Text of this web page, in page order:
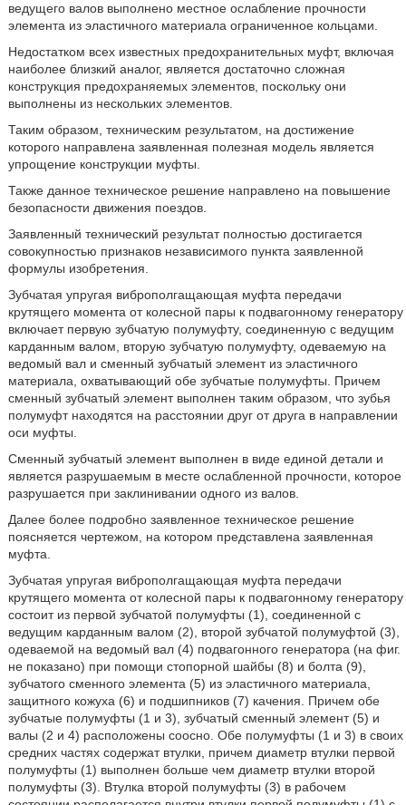
ведущего валов выполнено местное ослабление прочности
элемента из эластичного материала ограниченное кольцами.
Недостатком всех известных предохранительных муфт, включая
наиболее близкий аналог, является достаточно сложная
конструкция предохраняемых элементов, поскольку они
выполнены из нескольких элементов.
Таким образом, техническим результатом, на достижение
которого направлена заявленная полезная модель является
упрощение конструкции муфты.
Также данное техническое решение направлено на повышение
безопасности движения поездов.
Заявленный технический результат полностью достигается
совокупностью признаков независимого пункта заявленной
формулы изобретения.
Зубчатая упругая виброполгащающая муфта передачи
крутящего момента от колесной пары к подвагонному генератору
включает первую зубчатую полумуфту, соединенную с ведущим
карданным валом, вторую зубчатую полумуфту, одеваемую на
ведомый вал и сменный зубчатый элемент из эластичного
материала, охватывающий обе зубчатые полумуфты. Причем
сменный зубчатый элемент выполнен таким образом, что зубья
полумуфт находятся на расстоянии друг от друга в направлении
оси муфты.
Сменный зубчатый элемент выполнен в виде единой детали и
является разрушаемым в месте ослабленной прочности, которое
разрушается при заклинивании одного из валов.
Далее более подробно заявленное техническое решение
поясняется чертежом, на котором представлена заявленная
муфта.
Зубчатая упругая виброполгащающая муфта передачи
крутящего момента от колесной пары к подвагонному генератору
состоит из первой зубчатой полумуфты (1), соединенной с
ведущим карданным валом (2), второй зубчатой полумуфтой (3),
одеваемой на ведомый вал (4) подвагонного генератора (на фиг.
не показано) при помощи стопорной шайбы (8) и болта (9),
зубчатого сменного элемента (5) из эластичного материала,
защитного кожуха (6) и подшипников (7) качения. Причем обе
зубчатые полумуфты (1 и 3), зубчатый сменный элемент (5) и
валы (2 и 4) расположены соосно. Обе полумуфты (1 и 3) в своих
средних частях содержат втулки, причем диаметр втулки первой
полумуфты (1) выполнен больше чем диаметр втулки второй
полумуфты (3). Втулка второй полумуфты (3) в рабочем